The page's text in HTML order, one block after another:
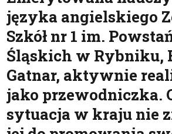
języka angielskiego
Szkół nr 1 im.
Śląskich w Rybniku,
Gatnar, aktywnie
jako przewodniczka.
sytuacja w kraju nie